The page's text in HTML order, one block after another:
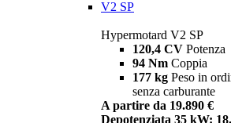
V2 SP
Hypermotard V2 SP
120,4 CV Potenza
94 Nm Coppia
177 kg Peso in
senza carburante
A partire da 19.890 €
Depotenziata 35 kW: